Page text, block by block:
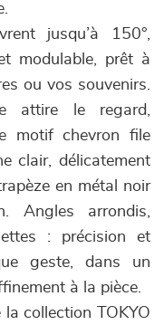
jusqu’à 150°,
modulable, prêt à
ou vos souvenirs.
attire le regard,
motif chevron file
clair, délicatement
en métal noir
Angles arrondis,
: précision et
geste, dans un
à la pièce.
collection TOKYO